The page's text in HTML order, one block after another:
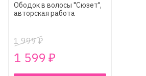
Ободок в волосы "Сюзет",
авторская работа
1 999₽
1 599 ₽